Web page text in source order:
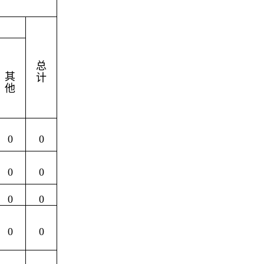
总
计
其
他
0 0
0 0
0 0
0 0